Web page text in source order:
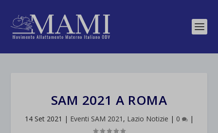
SAM 2021 A ROMA
14 Set 2021 | Eventi SAM 2021 , Lazio Notizie | 0 |